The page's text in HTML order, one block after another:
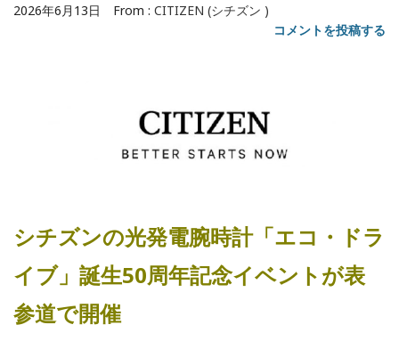
2026年6月13日 From : CITIZEN (シチズン )
コメントを投稿する
シチズンの光発電腕時計「エコ・ドラ
イブ」誕生50周年記念イベントが表
参道で開催